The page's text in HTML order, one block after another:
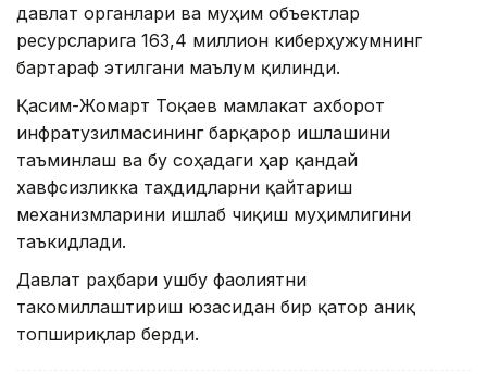
давлат органлари ва муҳим объектлар
ресурсларига 163,4 миллион киберҳужумнинг
бартараф этилгани маълум қилинди.
Қасим-Жомарт Тоқаев мамлакат ахборот
инфратузилмасининг барқарор ишлашини
таъминлаш ва бу соҳадаги ҳар қандай
хавфсизликка таҳдидларни қайтариш
механизмларини ишлаб чиқиш муҳимлигини
таъкидлади.
Давлат раҳбари ушбу фаолиятни
такомиллаштириш юзасидан бир қатор аниқ
топшириқлар берди.